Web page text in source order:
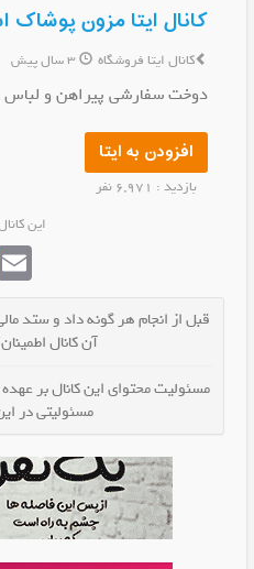
کانال ایتا مزون پوشاک
کانال ایتا فروشگاه 3 سال پیش
دوخت سفارشی پیراهن و لباس
افزودن به ایتا
بازدید : 6,971 نفر
این
قبل از انجام هر گونه داد و ستد
آن کانال
مسئولیت محتوای این کانال بر
مسئولیتی در